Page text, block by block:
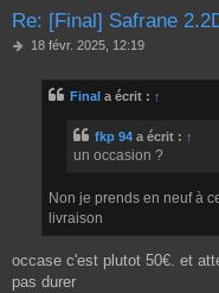
Re: [Final] Safrane
M18 févr. 2025, 12:19
Final a écrit : ↑
fkp 94 a écrit : ↑
un occasion ?
Non je prends en neuf à
livraison
occase c'est plutot 50€. et
pas durer